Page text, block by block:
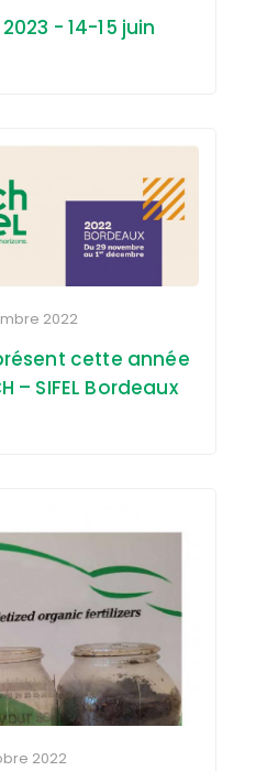
- 14-15 juin
2022
cette année
– SIFEL Bordeaux
2022